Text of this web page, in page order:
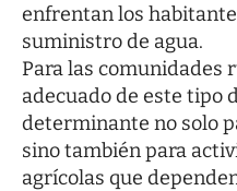
enfrentan los
suministro de agua.
Para las comunidades
adecuado de este tipo
determinante no solo
sino también para
agrícolas que